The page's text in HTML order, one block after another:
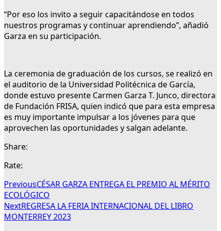
“Por eso los invito a seguir capacitándose en todos
nuestros programas y continuar aprendiendo”, añadió
Garza en su participación.
La ceremonia de graduación de los cursos, se realizó en
el auditorio de la Universidad Politécnica de García,
donde estuvo presente Carmen Garza T. Junco, directora
de Fundación FRISA, quien indicó que para esta empresa
es muy importante impulsar a los jóvenes para que
aprovechen las oportunidades y salgan adelante.
Share:
Rate:
PreviousCÉSAR GARZA ENTREGA EL PREMIO AL MÉRITO
ECOLÓGICO
NextREGRESA LA FERIA INTERNACIONAL DEL LIBRO
MONTERREY 2023